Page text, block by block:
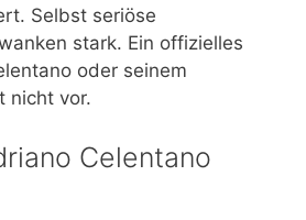
Selbst seriöse
stark. Ein offizielles
oder seinem
nicht vor.
Celentano